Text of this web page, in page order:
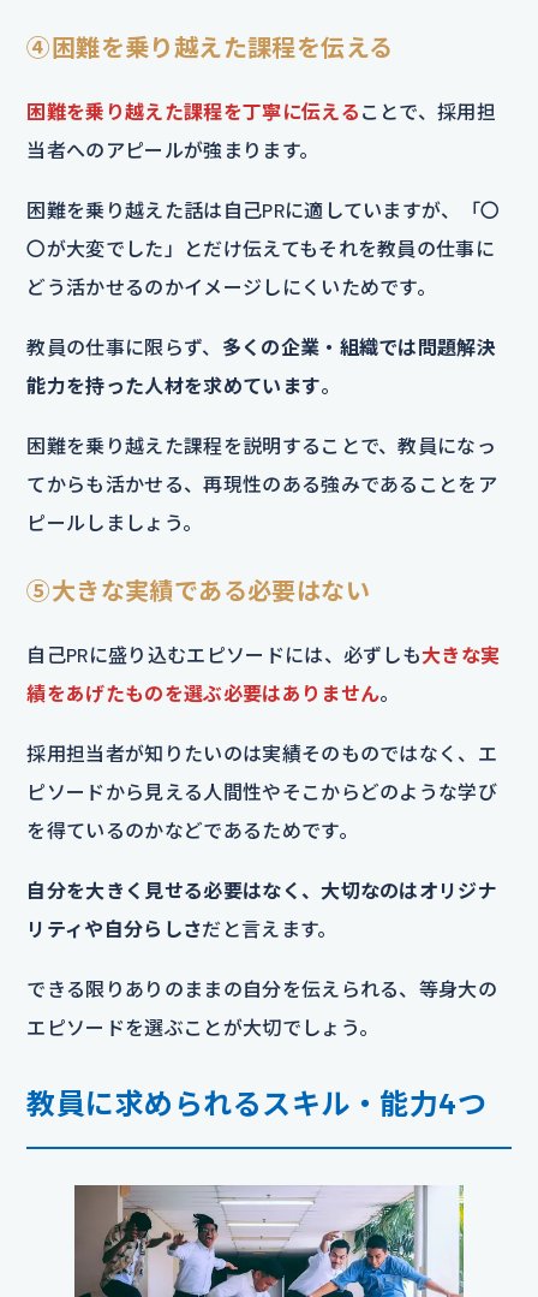
④困難を乗り越えた課程を伝える
困難を乗り越えた課程を丁寧に伝える ことで、採用担
当者へのアピールが強まります。
困難を乗り越えた話は自己PRに適していますが、「〇
〇が大変でした」とだけ伝えてもそれを教員の仕事に
どう活かせるのかイメージしにくいためです。
教員の仕事に限らず、 多くの企業・組織では問題解決
能力を持った人材を求めています。
困難を乗り越えた課程を説明することで、教員になっ
てからも活かせる、再現性のある強みであることをア
ピールしましょう。
⑤大きな実績である必要はない
自己PRに盛り込むエピソードには、必ずしも大きな実
績をあげたものを選ぶ必要はありません。
採用担当者が知りたいのは実績そのものではなく、エ
ピソードから見える人間性やそこからどのような学び
を得ているのかなどであるためです。
自分を大きく見せる必要はなく、大切なのはオリジナ
リティや自分らしさだと言えます。
できる限りありのままの自分を伝えられる、等身大の
エピソードを選ぶことが大切でしょう。
教員に求められるスキル・能力4つ